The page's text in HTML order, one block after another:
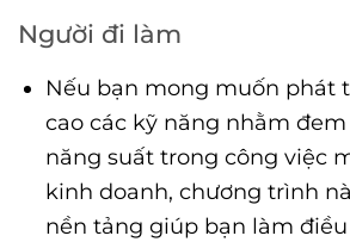
Người đi làm
Nếu bạn mong muốn phát
cao các kỹ năng nhằm
năng suất trong công việc
kinh doanh, chương trình
nền tảng giúp bạn làm điều